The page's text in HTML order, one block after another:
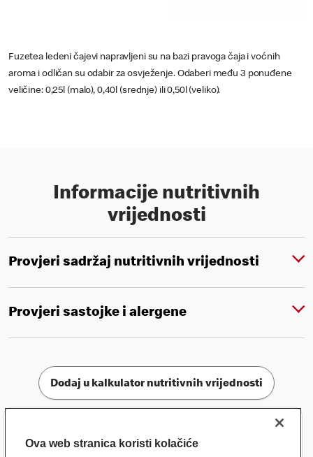
Fuzetea ledeni čajevi napravljeni su na bazi pravoga čaja i voćnih
aroma i odličan su odabir za osvježenje. Odaberi među 3 ponuđene
veličine: 0,25l (malo), 0,40l (srednje) ili 0,50l (veliko).
Informacije nutritivnih
vrijednosti
Provjeri sadržaj nutritivnih vrijednosti
Provjeri sastojke i alergene
Dodaj u kalkulator nutritivnih vrijednosti
Ova web stranica koristi kolačiće